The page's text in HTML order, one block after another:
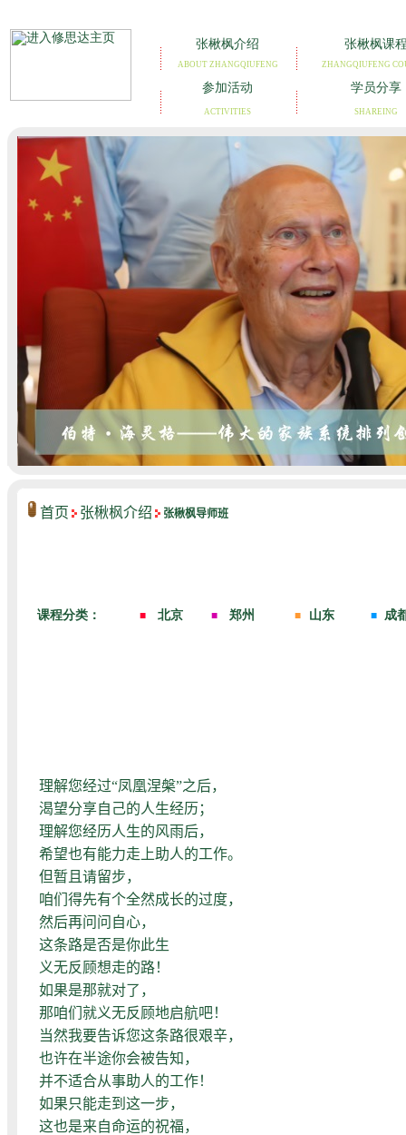
首页 张楸枫介绍 张楸枫导师班
理解您经过“凤凰涅槃”之后，
渴望分享自己的人生经历；
理解您经历人生的风雨后，
希望也有能力走上助人的工作。
但暂且请留步，
咱们得先有个全然成长的过度，
然后再问问自心，
这条路是否是你此生
义无反顾想走的路！
如果是那就对了，
那咱们就义无反顾地启航吧！
当然我要告诉您这条路很艰辛，
也许在半途你会被告知，
并不适合从事助人的工作！
如果只能走到这一步，
这也是来自命运的祝福，